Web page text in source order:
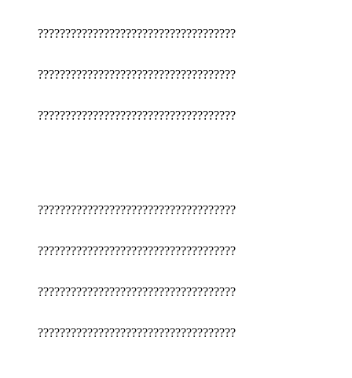
????????????????????????????????????
????????????????????????????????????
????????????????????????????????????
????????????????????????????????????
????????????????????????????????????
????????????????????????????????????
????????????????????????????????????